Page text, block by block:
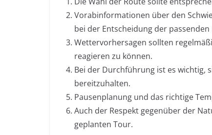
Vorabinformationen über den
bei der Entscheidung der passenden
Wettervorhersagen sollten
reagieren zu können.
Bei der Durchführung ist es wichtig,
bereitzuhalten.
Pausenplanung und das richtige
Auch der Respekt gegenüber der
geplanten Tour.